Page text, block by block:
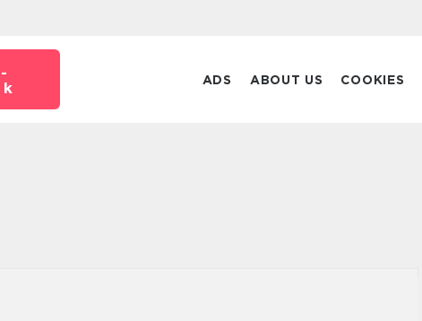
ADS ABOUT US COOKIES